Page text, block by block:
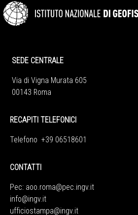
SEDE CENTRALE
Via di Vigna Murata 605
00143 Roma
RECAPITI TELEFONICI
Telefono +39 06518601
CONTATTI
Pec: aoo.roma@pec.ingv.it
info@ingv.it
ufficiostampa@ingv.it